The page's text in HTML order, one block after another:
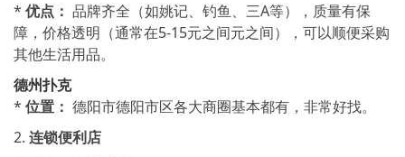
* 优点： 品牌齐全（如姚记、钓鱼、三A等），质量有保
障，价格透明（通常在5-15元之间元之间），可以顺便采购
其他生活用品。
德州扑克
* 位置： 德阳市德阳市区各大商圈基本都有，非常好找。
2. 连锁便利店